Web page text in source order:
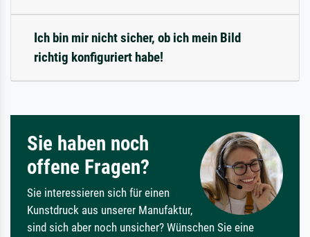
Ich bin mir nicht sicher, ob ich mein Bild
richtig konfiguriert habe!
Sie haben noch
offene Fragen?
Sie interessieren sich für einen
Kunstdruck aus unserer Manufaktur,
sind sich aber noch unsicher? Wünschen Sie eine